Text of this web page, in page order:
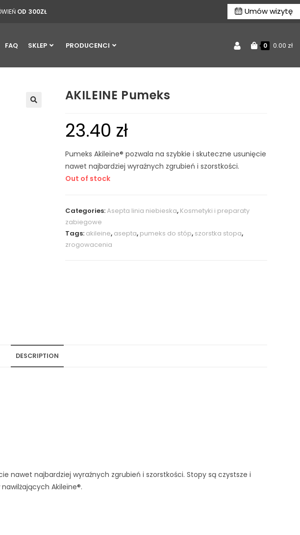
OD 300ZŁ Umów wizytę
FAQ SKLEP PRODUCENCI 0 0.00 zł
AKILEINE Pumeks
23.40 zł
Pumeks Akileïne® pozwala na szybkie i skuteczne usunięcie
nawet najbardziej wyraźnych zgrubień i szorstkości.
Out of stock
Categories:Asepta linia niebieska, Kosmetyki i preparaty
zabiegowe
Tags: akileine, asepta, pumeks do stóp, szorstka stopa,
zrogowacenia
DESCRIPTION
nawet najbardziej wyraźnych zgrubień i szorstkości. Stopy są czystsze i
Akileïne®.